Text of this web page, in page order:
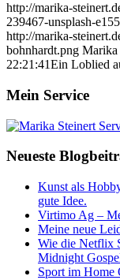
http://marika-
239467-unsplash-
http://marika-
bohnhardt.png Marika
22:21:41Ein Loblied
Mein Service
Neueste
Kunst als
gute Idee.
Virtimo Ag –
Meine neue
Wie die Netflix
Midnight
Sport im Home